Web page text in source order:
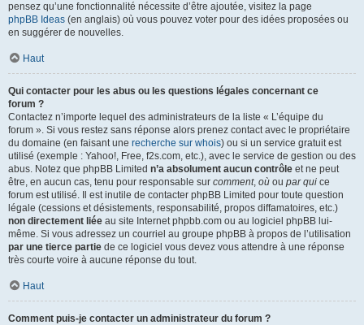
pensez qu’une fonctionnalité nécessite d’être ajoutée, visitez la page
phpBB Ideas (en anglais) où vous pouvez voter pour des idées proposées ou
en suggérer de nouvelles.
Haut
Qui contacter pour les abus ou les questions légales concernant ce
forum ?
Contactez n’importe lequel des administrateurs de la liste « L’équipe du
forum ». Si vous restez sans réponse alors prenez contact avec le propriétaire
du domaine (en faisant une recherche sur whois) ou si un service gratuit est
utilisé (exemple : Yahoo!, Free, f2s.com, etc.), avec le service de gestion ou des
abus. Notez que phpBB Limited n’a absolument aucun contrôle et ne peut
être, en aucun cas, tenu pour responsable sur comment, où ou par qui ce
forum est utilisé. Il est inutile de contacter phpBB Limited pour toute question
légale (cessions et désistements, responsabilité, propos diffamatoires, etc.)
non directement liée au site Internet phpbb.com ou au logiciel phpBB lui-
même. Si vous adressez un courriel au groupe phpBB à propos de l’utilisation
par une tierce partie de ce logiciel vous devez vous attendre à une réponse
très courte voire à aucune réponse du tout.
Haut
Comment puis-je contacter un administrateur du forum ?